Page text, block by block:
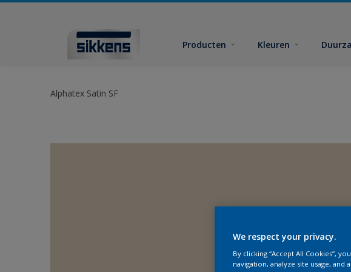
Producten Kleuren
Alphatex Satin SF
We respect your privacy.
By clicking “Accept All Cookies”,
navigation, analyze site usage, and